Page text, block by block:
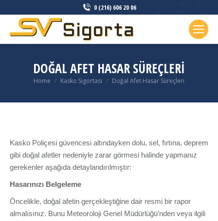
0 (216) 606 20 06
DOĞAL AFET HASAR SÜREÇLERI
You are here:
Home Kasko Sigortası Doğal Afet Hasar Süreçleri
Kasko Poliçesi güvencesi altındayken dolu, sel, fırtına, deprem
gibi doğal afetler nedeniyle zarar görmesi halinde yapmanız
gerekenler aşağıda detaylandırılmıştır:
Hasarınızı Belgeleme
Öncelikle, doğal afetin gerçekleştiğine dair resmi bir rapor
almalısınız. Bunu Meteoroloji Genel Müdürlüğü’nden veya ilgili